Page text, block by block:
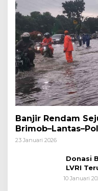
Banjir Rendam
Polri Siagakan
23 Januari 2026
Donasi
LVRI
10 Januari